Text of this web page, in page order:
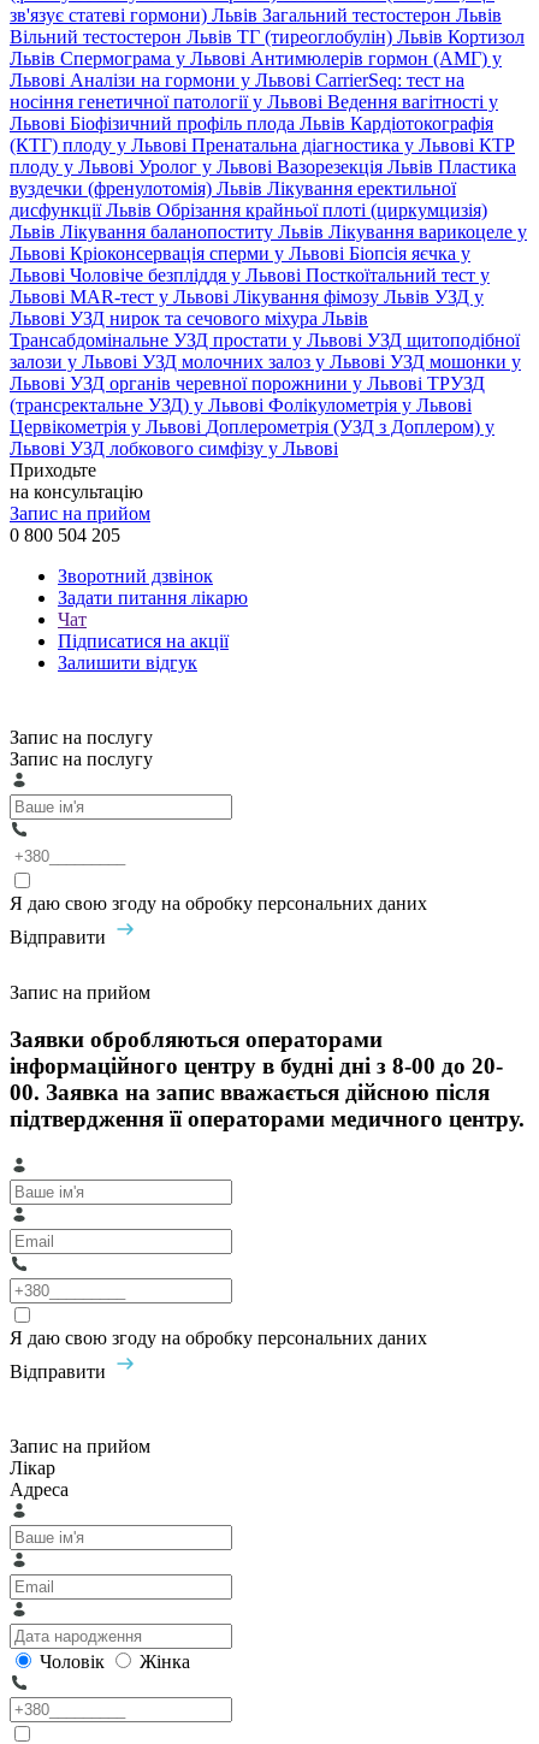
зв'язує статеві гормони) Львів Загальний тестостерон Львів
Вільний тестостерон Львів ТГ (тиреоглобулін) Львів Кортизол
Львів Спермограма у Львові Антимюлерів гормон (АМГ) у
Львові Аналізи на гормони у Львові CarrierSeq: тест на
носіння генетичної патології у Львові Ведення вагітності у
Львові Біофізичний профіль плода Львів Кардіотокографія
(КТГ) плоду у Львові Пренатальна діагностика у Львові КТР
плоду у Львові Уролог у Львові Вазорезекція Львів Пластика
вуздечки (френулотомія) Львів Лікування еректильної
дисфункції Львів Обрізання крайньої плоті (циркумцизія)
Львів Лікування баланопоститу Львів Лікування варикоцеле у
Львові Кріоконсервація сперми у Львові Біопсія яєчка у
Львові Чоловіче безпліддя у Львові Посткоїтальний тест у
Львові MAR-тест у Львові Лікування фімозу Львів УЗД у
Львові УЗД нирок та сечового міхура Львів
Трансабдомінальне УЗД простати у Львові УЗД щитоподібної
залози у Львові УЗД молочних залоз у Львові УЗД мошонки у
Львові УЗД органів черевної порожнини у Львові ТРУЗД
(трансректальне УЗД) у Львові Фолікулометрія у Львові
Цервікометрія у Львові Доплерометрія (УЗД з Доплером) у
Львові УЗД лобкового симфізу у Львові
Приходьте
на консультацію
Запис на прийом
0 800 504 205
Зворотний дзвінок
Задати питання лікарю
Чат
Підписатися на акції
Залишити відгук
Запис на послугу
Запис на послугу
Я даю свою згоду на обробку персональних даних
Відправити
Запис на прийом
Заявки обробляються операторами
інформаційного центру в будні дні з 8-00 до 20-
00. Заявка на запис вважається дійсною після
підтвердження її операторами медичного центру.
Я даю свою згоду на обробку персональних даних
Відправити
Запис на прийом
Лікар
Адреса
Чоловік Жінка